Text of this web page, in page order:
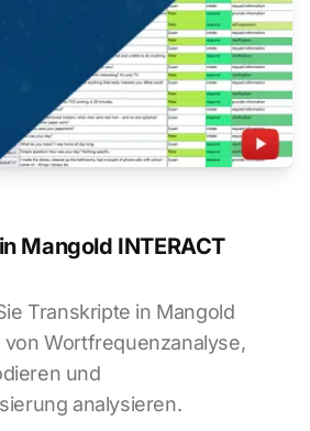
Mangold INTERACT
Transkripte in Mangold
von Wortfrequenzanalyse,
und
analysieren.